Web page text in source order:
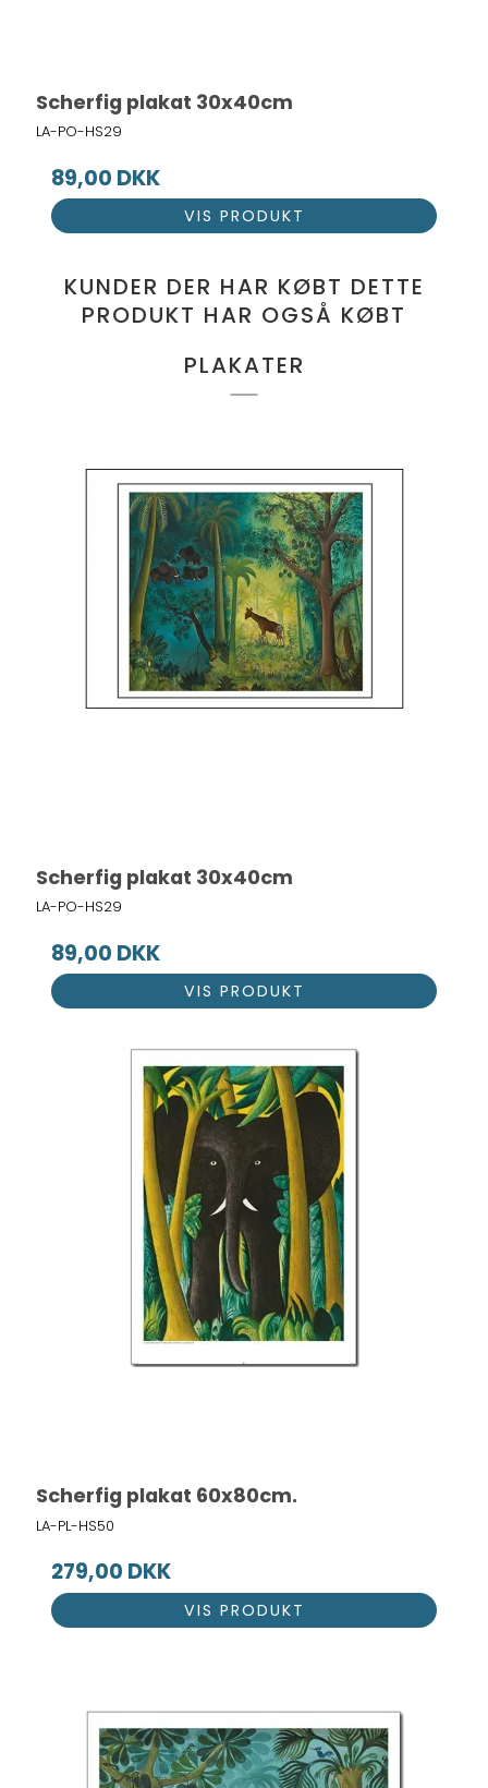
Scherfig plakat 30x40cm
LA-PO-HS29
89,00 DKK
VIS PRODUKT
KUNDER DER HAR KØBT DETTE
PRODUKT HAR OGSÅ KØBT
PLAKATER
Scherfig plakat 30x40cm
LA-PO-HS29
89,00 DKK
VIS PRODUKT
Scherfig plakat 60x80cm.
LA-PL-HS50
279,00 DKK
VIS PRODUKT